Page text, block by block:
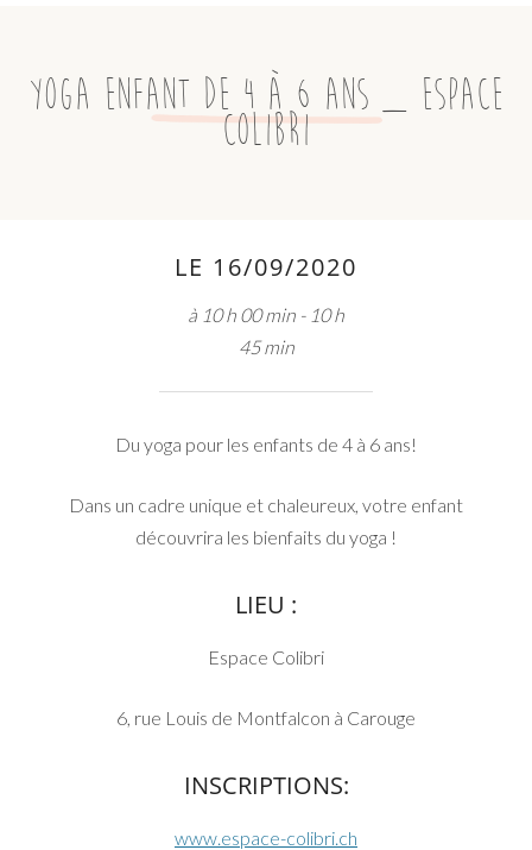
Yoga enfant de 4 à 6 ans _ Espace
Colibri
LE 16/09/2020
à 10 h 00 min - 10 h
45 min
Du yoga pour les enfants de 4 à 6 ans!
Dans un cadre unique et chaleureux, votre enfant
découvrira les bienfaits du yoga !
LIEU :
Espace Colibri
6, rue Louis de Montfalcon à Carouge
INSCRIPTIONS:
www.espace-colibri.ch